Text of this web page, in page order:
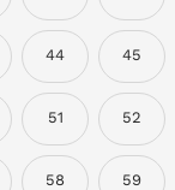
44 45
51 52
58 59